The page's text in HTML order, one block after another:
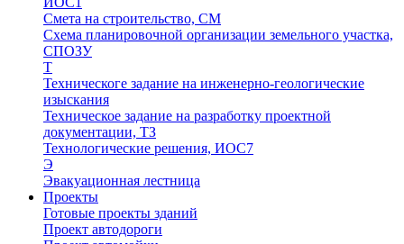
Смета на строительство, СМ
Схема планировочной организации земельного участка,
СПОЗУ
Т
Техническоге задание на инженерно-геологические
изыскания
Техническое задание на разработку проектной
документации, ТЗ
Технологические решения, ИОC7
Э
Эвакуационная лестница
Проекты
Готовые проекты зданий
Проект автодороги